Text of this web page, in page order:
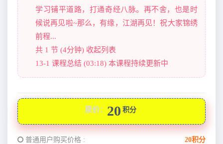
学习铺平道路，打通奇经八脉。再不舍，也是时
候说再见啦~那么，有缘，江湖再见！祝大家锦绣
前程...
共 1 节 (4分钟) 收起列表
13-1 课程总结 (03:18) 本课程持续更新中
原价： 20 积分
普通用户购买价格 : 20积分